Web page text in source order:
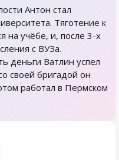
Антон стал
Тяготение к
на учёбе, и, после 3-х
с ВУЗа.
деньги Ватлин успел
своей бригадой он
работал в Пермском